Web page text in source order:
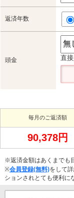
返済年数
頭金 直
毎月のご返済額
90,378円
※返済金額はあくまでも
※会員登録(無料)をして
ションされとても便利に